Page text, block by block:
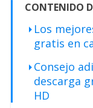
CONTENIDO
Los
gratis en
Consejo
descarga
HD